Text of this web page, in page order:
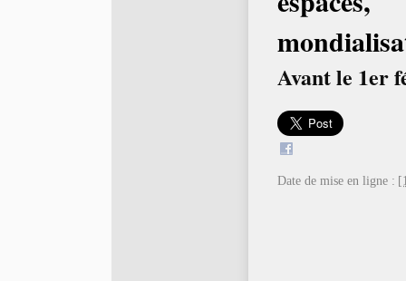
Avant le 1er
Date de mise en ligne :